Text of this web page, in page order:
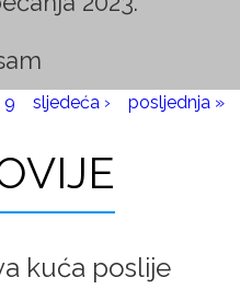
9 sljedeća › posljednja »
kuća poslije